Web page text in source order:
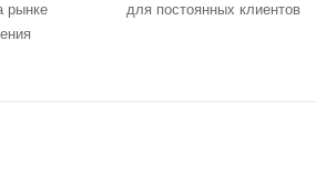
рынке
для постоянных клиентов